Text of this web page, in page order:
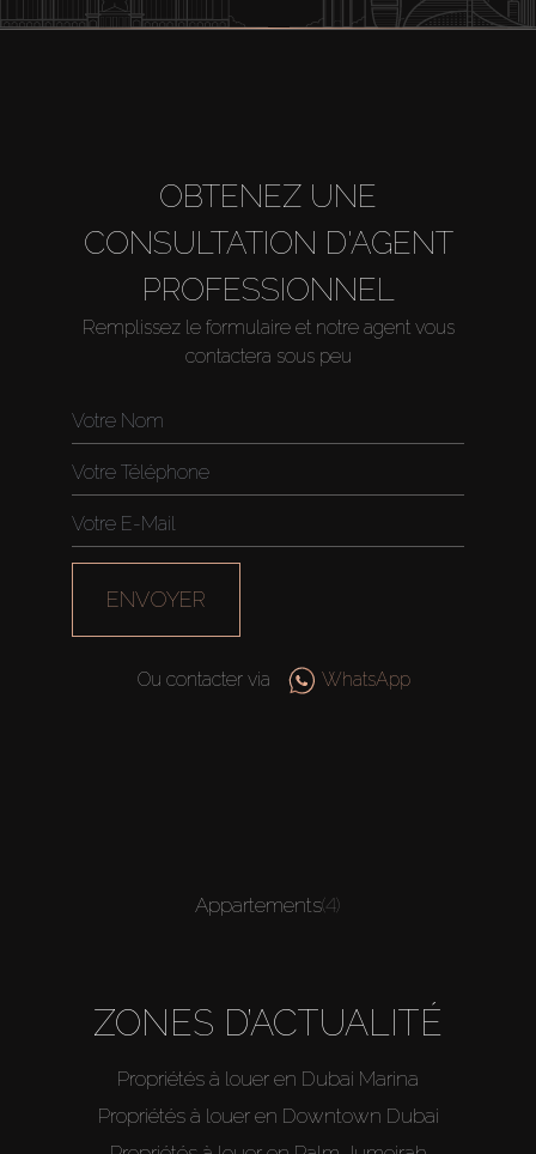
OBTENEZ UNE
CONSULTATION D'AGENT
PROFESSIONNEL
Remplissez le formulaire et notre agent vous
contactera sous peu
ENVOYER
Ou contacter via WhatsApp
Appartements(4)
ZONES D’ACTUALITÉ
Propriétés à louer en Dubai Marina
Propriétés à louer en Downtown Dubai